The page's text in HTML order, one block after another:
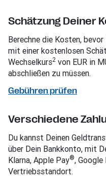
Schätzung Deiner
Berechne die Kosten,
mit einer kostenlosen
Wechselkurs2 von EUR in
abschließen zu müssen.
Gebühren prüfen
Verschiedene
Du kannst Deinen
über Dein Bankkonto, mit
Klarna, Apple Pay®, Google
Vertriebsstandort.